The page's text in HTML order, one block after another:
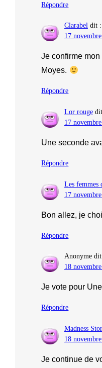
Répondre
Clarabel dit :
17
Je confirme
Moyes.
Répondre
Lor rouge
17
Une seconde
Répondre
Les femmes
17
Bon allez, je
Répondre
Anonyme
18
Je vote pour
Répondre
Madness
18
Je continue de